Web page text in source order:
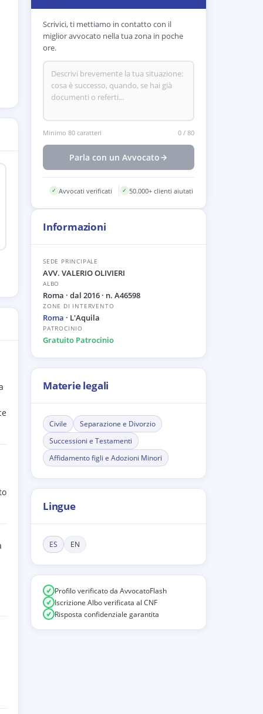
Scrivici, ti mettiamo in contatto con il
miglior avvocato nella tua zona in poche
ore.
Minimo 80 caratteri 0 / 80
Parla con un Avvocato
✓ Avvocati verificati ✓ 50.000+ clienti aiutati
Informazioni
SEDE PRINCIPALE
AVV. VALERIO OLIVIERI
ALBO
Roma · dal 2016 · n. A46598
ZONE DI INTERVENTO
Roma · L'Aquila
PATROCINIO
Gratuito Patrocinio
Materie legali
Civile
Separazione e Divorzio
Successioni e Testamenti
Affidamento figli e Adozioni Minori
Lingue
ES EN
Profilo verificato da AvvocatoFlash
Iscrizione Albo verificata al CNF
Risposta confidenziale garantita